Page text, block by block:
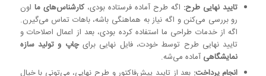
تایید نهایی طرح: اگه طرح آماده فرستاده بودی،کارشناس‌های ما اون
رو بررسی می‌کنن و اگه نیاز به هماهنگی باشه، باهات تماس می‌گیرن.
اگه از خدمات طراحی ما استفاده کرده بودی، بعد از اعمال اصلاحات و
تایید نهایی طرح توسط خودت، فایل نهایی برایچاپ و تولید سازه
نمایشگاهی آماده می‌شه.
انجام پرداخت: بعد از تایید پیش‌فاکتور و طرح نهایی، می‌تونی با خیال